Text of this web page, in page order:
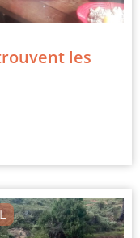
les